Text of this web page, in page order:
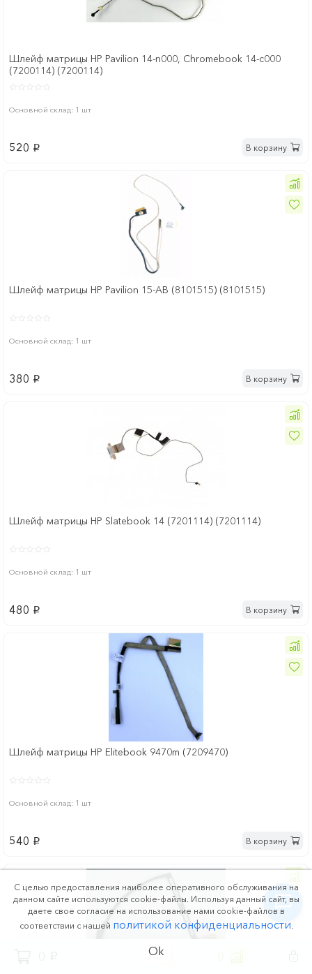
Шлейф матрицы HP Pavilion 14-n000, Chromebook 14-c000
(7200114) (7200114)
Основной склад: 1 шт
520 p В корзину
Шлейф матрицы HP Pavilion 15-AB (8101515) (8101515)
Основной склад: 1 шт
380 p В корзину
Шлейф матрицы HP Slatebook 14 (7201114) (7201114)
Основной склад: 1 шт
480 p В корзину
Шлейф матрицы HP Elitebook 9470m (7209470)
Основной склад: 1 шт
540 p В корзину
0 0
С целью предоставления наиболее оперативного обслуживания на
данном сайте используются cookie-файлы. Используя данный сайт, вы
даете свое согласие на использование нами cookie-файлов в
соответствии с нашей политикой конфиденциальности.
Ok